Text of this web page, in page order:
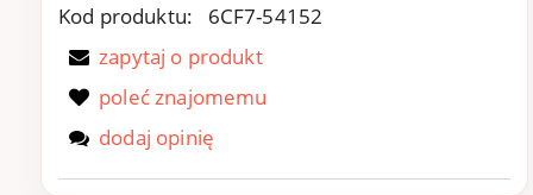
Kod produktu:
6CF7-54152
zapytaj o produkt
poleć znajomemu
dodaj opinię